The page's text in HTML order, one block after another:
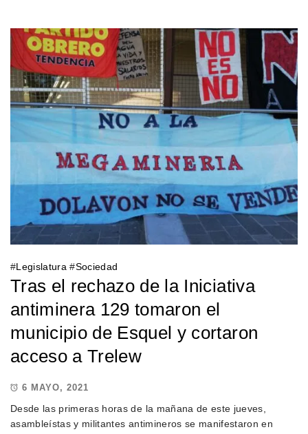
#Legislatura #Sociedad
Tras el rechazo de la Iniciativa
antiminera 129 tomaron el
municipio de Esquel y cortaron
acceso a Trelew
6 MAYO, 2021
Desde las primeras horas de la mañana de este jueves,
asambleístas y militantes antimineros se manifestaron en